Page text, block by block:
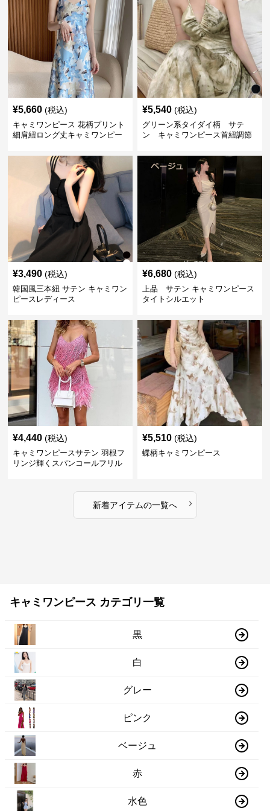
¥5,660 (税込)
キャミワンピース 花柄プリント
細肩紐ロング丈キャミワンピー
¥5,540 (税込)
グリーン系タイダイ柄 サテ
ン キャミワンピース首紐調節
¥3,490 (税込)
韓国風三本紐 サテン キャミワン
ピースレディース
¥6,680 (税込)
上品 サテン キャミワンピース
タイトシルエット
¥4,440 (税込)
キャミワンピースサテン 羽根フ
リンジ輝くスパンコールフリル
¥5,510 (税込)
蝶柄キャミワンピース
新着アイテムの一覧へ ›
キャミワンピース カテゴリ一覧
黒
白
グレー
ピンク
ベージュ
赤
水色